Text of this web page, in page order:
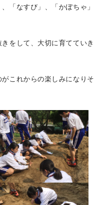
「なすび」、「かぼちゃ」
をして、大切に育てていき
これからの楽しみになりそ